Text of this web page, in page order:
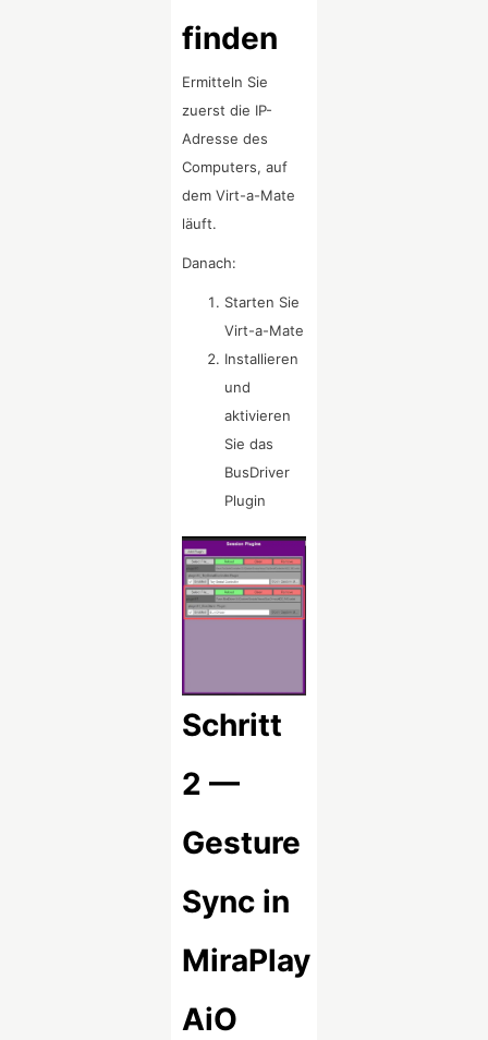
finden
Ermitteln Sie
zuerst die IP-
Adresse des
Computers, auf
dem Virt-a-Mate
läuft.
Danach:
Starten Sie
Virt-a-Mate
Installieren
und
aktivieren
Sie das
BusDriver
Plugin
Schritt
2 —
Gesture
Sync in
MiraPlay
AiO